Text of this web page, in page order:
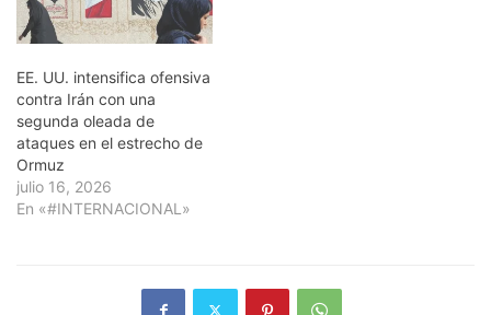
EE. UU. intensifica ofensiva
contra Irán con una
segunda oleada de
ataques en el estrecho de
Ormuz
julio 16, 2026
En «#INTERNACIONAL»